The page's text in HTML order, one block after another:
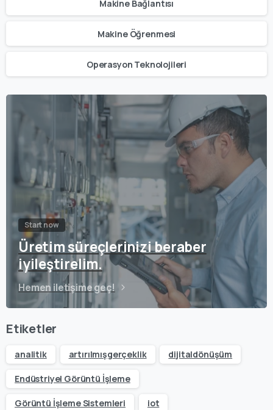
Makine Bağlantısı
Makine Öğrenmesi
Operasyon Teknolojileri
Start now
Üretim süreçlerinizi beraber
iyileştirelim.
Hemen iletişime geç!
Etiketler
analitik artırılmışgerçeklik dijitaldönüşüm
Endüstriyel Görüntü İşleme
Görüntü İşleme Sistemleri iot